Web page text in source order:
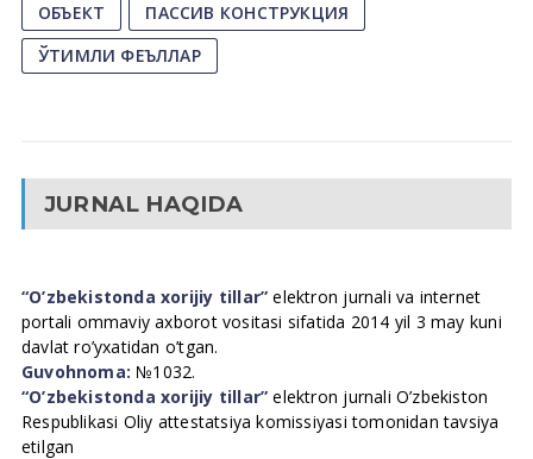
ОБЪЕКТ
ПАССИВ КОНСТРУКЦИЯ
ЎТИМЛИ ФЕЪЛЛАР
JURNAL HAQIDA
“O’zbekistonda xorijiy tillar” elektron jurnali va internet
portali ommaviy axborot vositasi sifatida 2014 yil 3 may kuni
davlat ro’yxatidan o’tgan.
Guvohnoma: №1032.
“O’zbekistonda xorijiy tillar” elektron jurnali O’zbekiston
Respublikasi Oliy attestatsiya komissiyasi tomonidan tavsiya
etilgan